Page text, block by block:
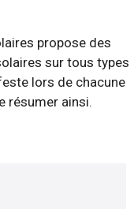
propose des
sur tous types
lors de chacune
résumer ainsi.